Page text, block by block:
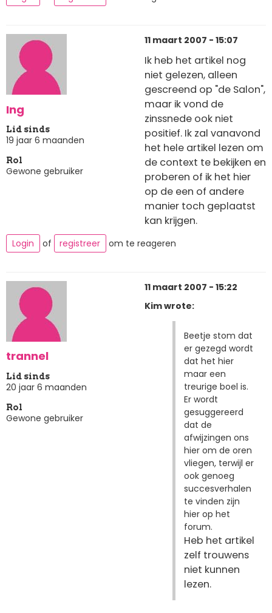
Ing
Lid sinds
19 jaar 6 maanden
Rol
Gewone gebruiker
11 maart 2007 - 15:07
Ik heb het artikel nog
niet gelezen, alleen
gescreend op "de Salon",
maar ik vond de
zinssnede ook niet
positief. Ik zal vanavond
het hele artikel lezen om
de context te bekijken en
proberen of ik het hier
op de een of andere
manier toch geplaatst
kan krijgen.
Login of registreer om te reageren
trannel
Lid sinds
20 jaar 6 maanden
Rol
Gewone gebruiker
11 maart 2007 - 15:22
Kim wrote:
Beetje stom dat
er gezegd wordt
dat het hier
maar een
treurige boel is.
Er wordt
gesuggereerd
dat de
afwijzingen ons
hier om de oren
vliegen, terwijl er
ook genoeg
succesverhalen
te vinden zijn
hier op het
forum.
Heb het artikel
zelf trouwens
niet kunnen
lezen.